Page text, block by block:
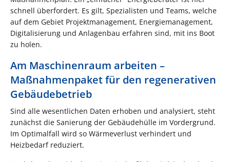
schnell überfordert. Es gilt, Spezialisten und Teams, welche
auf dem Gebiet Projektmanagement, Energiemanagement,
Digitalisierung und Anlagenbau erfahren sind, mit ins Boot
zu holen.
Am Maschinenraum arbeiten –
Maßnahmenpaket für den regenerativen
Gebäudebetrieb
Sind alle wesentlichen Daten erhoben und analysiert, steht
zunächst die Sanierung der Gebäudehülle im Vordergrund.
Im Optimalfall wird so Wärmeverlust verhindert und
Heizbedarf reduziert.